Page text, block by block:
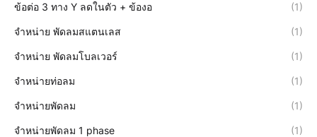
ข้อต่อ 3 ทาง Y ลดในตัว + ข้องอ (1)
จำหน่าย พัดลมสแตนเลส (1)
จำหน่าย พัดลมโบลเวอร์ (1)
จำหน่ายท่อลม (1)
จำหน่ายพัดลม (1)
จำหน่ายพัดลม 1 phase (1)